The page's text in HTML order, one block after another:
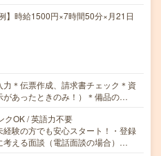
時給1500円×7時間50分×月21日
力＊伝票作成、請求書チェック＊資
があったときのみ！）＊備品の…
クOK / 英語力不要
経験の方でも安心スタート！・登録
考える面談（電話面談の場合）…